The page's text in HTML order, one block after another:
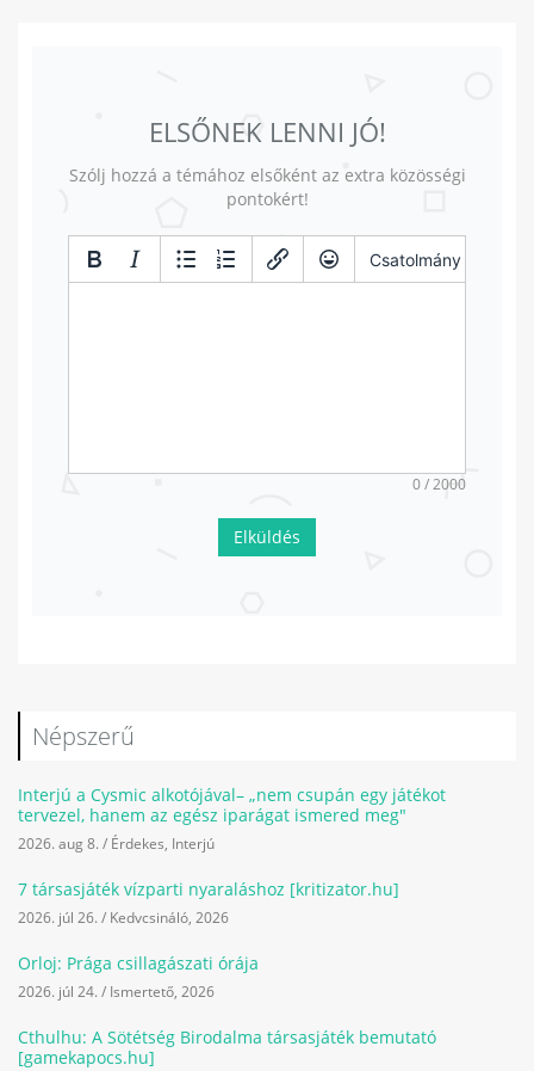
ELSŐNEK LENNI JÓ!
Szólj hozzá a témához elsőként az extra közösségi
pontokért!
Csatolmány
0 / 2000
Elküldés
Népszerű
Interjú a Cysmic alkotójával– „nem csupán egy játékot
tervezel, hanem az egész iparágat ismered meg"
2026. aug 8. / Érdekes, Interjú
7 társasjáték vízparti nyaraláshoz [kritizator.hu]
2026. júl 26. / Kedvcsináló, 2026
Orloj: Prága csillagászati órája
2026. júl 24. / Ismertető, 2026
Cthulhu: A Sötétség Birodalma társasjáték bemutató
[gamekapocs.hu]